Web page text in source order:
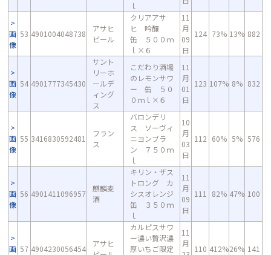
ｌ
画
像
53 4901004048738
アサヒ
ビール
クリアアサ
ヒ 吟醸
缶 ５００ｍ
ｌ×６
11
月
09
日
124 73% 13% 882
画
像
54 4901777345430
サント
リーホ
ールデ
ィング
ス
こだわり酒場
のレモンサワ
ー 缶 ５０
０ｍｌ×６
11
月
01
日
123 107% 8% 832
画
像
55 3416830592481
フラン
ス
バロンデリ
ス ソーヴィ
ニヨンブラ
ン ７５０ｍ
ｌ
10
月
03
日
112 60% 5% 576
画
像
56 4901411096957
麒麟麦
酒
キリン・ザス
トロング カ
シスオレンジ
缶 ３５０ｍ
ｌ
11
月
09
日
111 82% 47% 100
画 57 4904230056454
アサヒ
カルピスサワ
ー濃い贅沢濃
厚いちご限定
11
月
110 412%26% 141